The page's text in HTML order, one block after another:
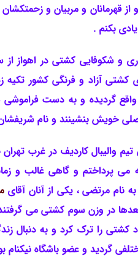
قهرمانان و مربیان و
بکنم .
و شکوفایی کشتی در اهواز از
کشتی آزاد و فرنگی کشور
گردیده و به دست فراموشی
خویش بنشینند و نام
والیبال کاردیف در غرب
می پرداختم و گاهی غالب و
نام مرتضی ، یکی از آنان آقای
در وزن سوم کشتی می
را ترک کرد و به دنبال
گردید و عضو باشگاه نیکنام